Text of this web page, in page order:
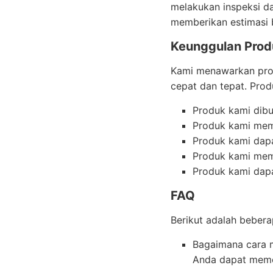
melakukan inspeksi
memberikan
Keunggulan
Kami menawarkan
cepat dan tepat.
Produk kami
Produk kami
Produk kami
Produk kami
Produk kami
FAQ
Berikut adalah
Bagaimana cara
Anda dapat